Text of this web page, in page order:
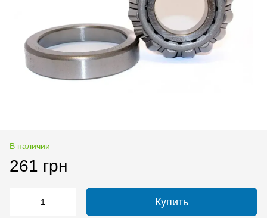
В наличии
261 грн
Купить